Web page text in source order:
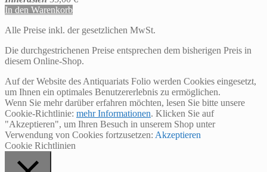
In den Warenkorb
Alle Preise inkl. der gesetzlichen MwSt.
Die durchgestrichenen Preise entsprechen dem bisherigen Preis in
diesem Online-Shop.
Auf der Website des Antiquariats Folio werden Cookies eingesetzt,
um Ihnen ein optimales Benutzererlebnis zu ermöglichen.
Wenn Sie mehr darüber erfahren möchten, lesen Sie bitte unsere
Cookie-Richtlinie: mehr Informationen. Klicken Sie auf
"Akzeptieren", um Ihren Besuch in unserem Shop unter
Verwendung von Cookies fortzusetzen: Akzeptieren
Cookie Richtlinien